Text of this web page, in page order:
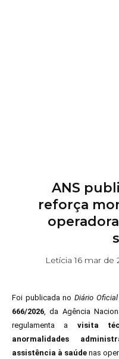
ANS
reforça
Letícia 16 mar de
Foi publicada noDiário
666/2026 , da Agência
regulamenta a visita
anormalidades
assistência à saúde nas